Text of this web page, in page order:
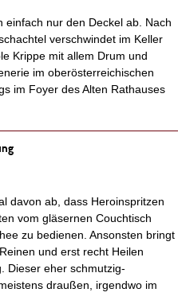
einfach nur den Deckel ab. Nach
verschwindet im Keller
Krippe mit allem Drum und
im oberösterreichischen
im Foyer des Alten Rathauses
davon ab, dass Heroinspritzen
vom gläsernen Couchtisch
zu bedienen. Ansonsten bringt
und erst recht Heilen
Dieser eher schmutzig-
draußen, irgendwo im